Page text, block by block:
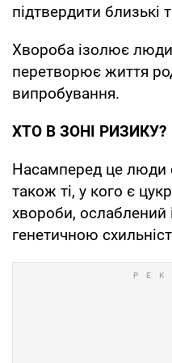
підтвердити близькі
Хвороба ізолює
перетворює життя
випробування.
ХТО В ЗОНІ РИЗИКУ?
Насамперед це люди
також ті, у кого є
хвороби, ослаблений
генетичною